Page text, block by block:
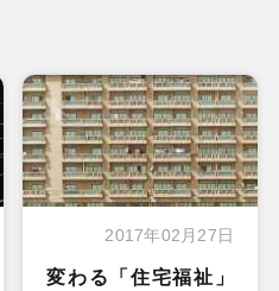
2017年02月27日
変わる「住宅福祉」